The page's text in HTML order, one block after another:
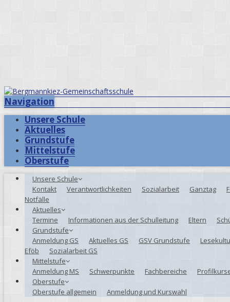
Navigation
Unsere Schule
Aktuelles
Grundstufe
Mittelstufe
Oberstufe
Unsere Schule
Kontakt
Verantwortlichkeiten Sozialarbeit Ganztag
Notfälle
Aktuelles
Termine
Informationen aus der Schulleitung Eltern
Grundstufe
Anmeldung GS
Aktuelles GS GSV Grundstufe
Eföb
Sozialarbeit GS
Mittelstufe
Anmeldung MS
Schwerpunkte Fachbereiche
Oberstufe
Oberstufe allgemein
Anmeldung und Kurswahl